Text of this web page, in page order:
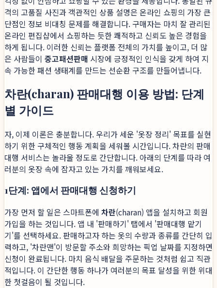
격의 고품질 사진과 객관적인 상품 설명은 온라인 쇼핑의 가장 큰
단점인 정보 비대칭 문제를 해결합니다. 구매자는 마치 잘 관리된
온라인 편집샵에서 쇼핑하는 듯한 쾌적하고 신뢰도 높은 경험을
하게 됩니다. 이러한 신뢰는 플랫폼 전체의 가치를 높이고, 더 많
은 사람들이 중고패션판매 시장에 긍정적인 인식을 갖게 하여 지
속 가능한 패션 생태계를 만드는 선순환 구조를 만들어냅니다.
차란(charan) 판매대행 이용 방법: 단계
별 가이드
자, 이제 이론은 충분합니다. 우리가 세운 '옷장 정리' 목표를 실현
하기 위한 구체적인 행동 계획을 세워볼 시간입니다. 차란의 판매
대행 서비스는 놀라울 정도로 간단합니다. 아래의 단계를 따라 여
러분의 옷장 속에 잠자고 있는 가치를 깨워보세요.
1단계: 앱에서 판매대행 신청하기
가장 먼저 할 일은 스마트폰에 차란(charan) 앱을 설치하고 회원
가입을 하는 것입니다. 앱 내 '판매하기' 탭에서 '판매대행 맡기
기'를 선택하세요. 판매하고자 하는 옷의 수량과 종류를 간단히 입
력하고, '차란맨'이 방문할 주소와 희망하는 픽업 날짜를 지정하면
신청이 완료됩니다. 마치 음식 배달을 주문하는 것처럼 쉽고 직관
적입니다. 이 간단한 행동 하나가 여러분의 목표 달성을 위한 위대
한 첫걸음이 될 것입니다.